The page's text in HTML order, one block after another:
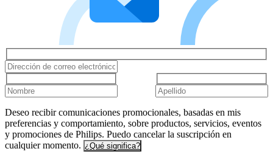
Deseo recibir comunicaciones promocionales, basadas en mis
preferencias y comportamiento, sobre productos, servicios, eventos
y promociones de Philips. Puedo cancelar la suscripción en
cualquier momento. ¿Qué significa?